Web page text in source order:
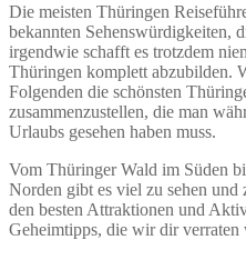
Die meisten Thüringen
bekannten Sehenswürdigkeiten,
irgendwie schafft es trotzdem
Thüringen komplett abzubilden.
Folgenden die schönsten
zusammenzustellen, die man
Urlaubs gesehen haben muss.
Vom Thüringer Wald im Süden
Norden gibt es viel zu sehen und
den besten Attraktionen und
Geheimtipps, die wir dir verraten